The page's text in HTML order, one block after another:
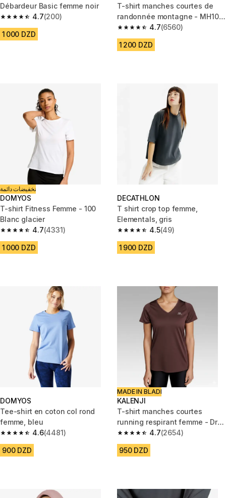
Débardeur Basic femme noir
4.7
4.7 out of 5 stars from 200 reviews
(200)
1 000 DZD
T-shirt manches courtes de
randonnée montagne - MH100
- Femme 4.7
4.7 out of 5 stars from 6560
(6560)
1 200 DZD
تخفيضات دائمة
DOMYOS
T-shirt Fitness Femme - 100
Blanc glacier
4.7
4.7 out of 5 stars from 4331 reviews
(4331)
1 000 DZD
DECATHLON
T shirt crop top femme,
Elementals, gris
4.5
4.5 out of 5 stars from 49
(49)
1 900 DZD
DOMYOS
Tee-shirt en coton col rond
femme, bleu
4.6
4.6 out of 5 stars from 4481 reviews
(4481)
900 DZD
MADE IN BLADI
KALENJI
T-shirt manches courtes
running respirant femme - Dry
marron
4.7
4.7 out of 5 stars from 2654
(2654)
950 DZD